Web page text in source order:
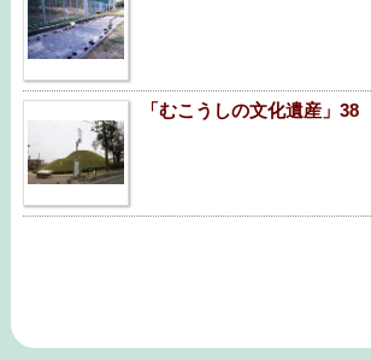
「むこうしの文化遺産」